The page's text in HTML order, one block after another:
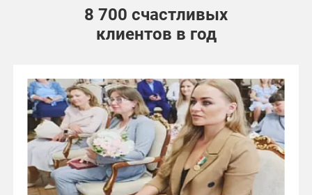
8 700 счастливых
клиентов в год